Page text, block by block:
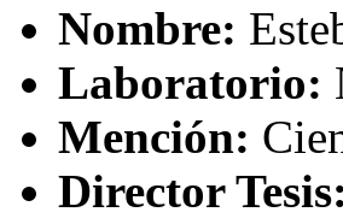
Nombre:
Laboratorio:
Mención:
Director Tesis: